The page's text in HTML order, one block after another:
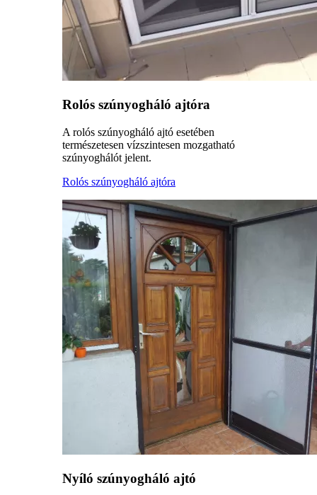
Rolós szúnyogháló ajtóra
A rolós szúnyogháló ajtó esetében
természetesen vízszintesen mozgatható
szúnyoghálót jelent.
Rolós szúnyogháló ajtóra
Nyíló szúnyogháló ajtó